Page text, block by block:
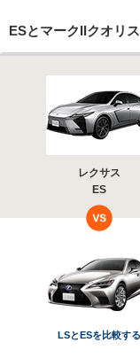
ESとマークIIクオリ
レクサス
ES
LSとESを比較する